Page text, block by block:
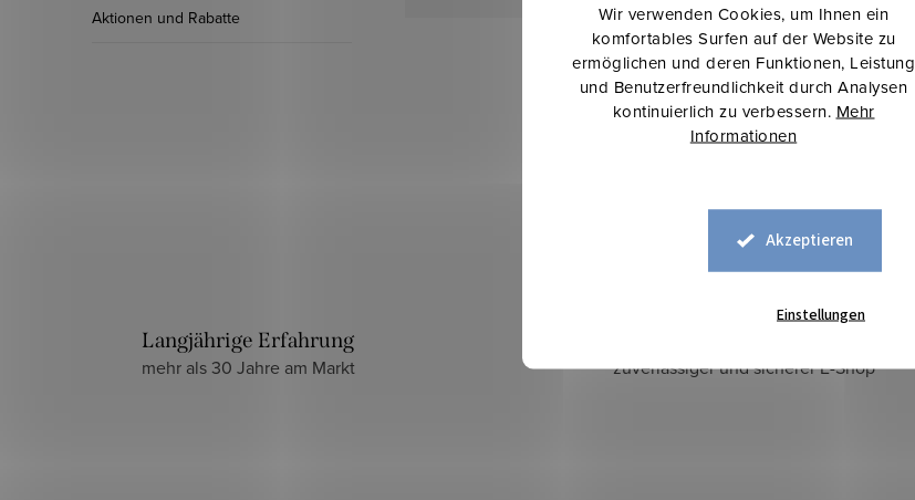
Wir verwenden Cookies, um Ihnen ein
komfortables Surfen auf der Website zu
ermöglichen und deren Funktionen, Leistung
und Benutzerfreundlichkeit durch Analysen
kontinuierlich zu verbessern. Mehr
Informationen
Akzeptieren
Einstellungen
Aktionen und Rabatte
Langjährige Erfahrung
mehr als 30 Jahre am Markt zuverlässiger und sicherer E-Shop